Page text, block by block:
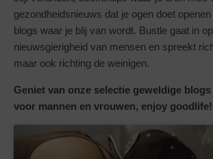
gezondheidsnieuws dat je ogen doet
blogs waar je blij van wordt. Bustle gaat in
nieuwsgierigheid van mensen en spreekt
maar ook richting de weinigen.
Geniet van onze selectie geweldige
voor mannen en vrouwen, enjoy goodlife!